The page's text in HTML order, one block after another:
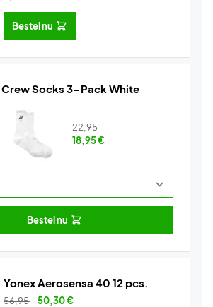
Bestel nu
Socks 3-Pack White
22,95
18,95€
Bestel nu
Yonex Aerosensa 40 12 pcs.
56,95 50,30€